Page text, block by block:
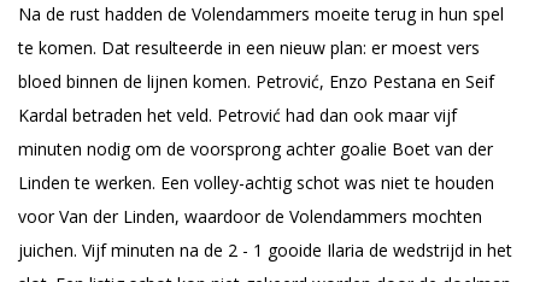
Na de rust hadden de Volendammers moeite terug in hun spel
te komen. Dat resulteerde in een nieuw plan: er moest vers
bloed binnen de lijnen komen. Petrović, Enzo Pestana en Seif
Kardal betraden het veld. Petrović had dan ook maar vijf
minuten nodig om de voorsprong achter goalie Boet van der
Linden te werken. Een volley-achtig schot was niet te houden
voor Van der Linden, waardoor de Volendammers mochten
juichen. Vijf minuten na de 2 - 1 gooide Ilaria de wedstrijd in het